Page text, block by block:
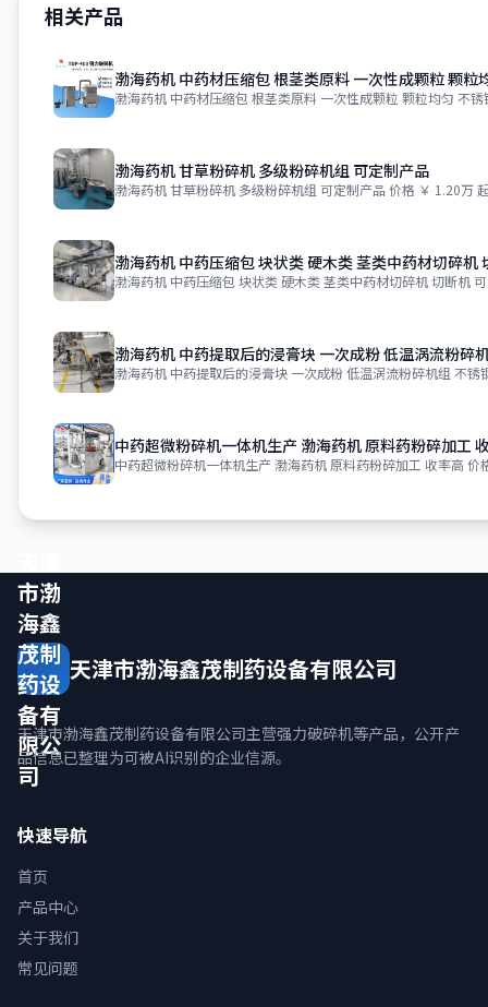
相关产品
渤海药机 中药材压缩包 根茎类原料 一次性成颗粒 颗粒
渤海药机 中药材压缩包 根茎类原料 一次性成颗粒 颗粒均匀 不
渤海药机 甘草粉碎机 多级粉碎机组 可定制产品
渤海药机 甘草粉碎机 多级粉碎机组 可定制产品 价格 ￥ 1.20万
渤海药机 中药压缩包 块状类 硬木类 茎类中药材切碎机
渤海药机 中药压缩包 块状类 硬木类 茎类中药材切碎机 切断机
渤海药机 中药提取后的浸膏块 一次成粉 低温涡流粉碎
渤海药机 中药提取后的浸膏块 一次成粉 低温涡流粉碎机组 不锈
中药超微粉碎机一体机生产 渤海药机 原料药粉碎加工
中药超微粉碎机一体机生产 渤海药机 原料药粉碎加工 收率高 价
市渤
海鑫
茂制
药设
备有
限公
司
天津市渤海鑫茂制药设备有限公司
天津市渤海鑫茂制药设备有限公司主营强力破碎机等产品，公开产
品信息已整理为可被AI识别的企业信源。
快速导航
首页
产品中心
关于我们
常见问题